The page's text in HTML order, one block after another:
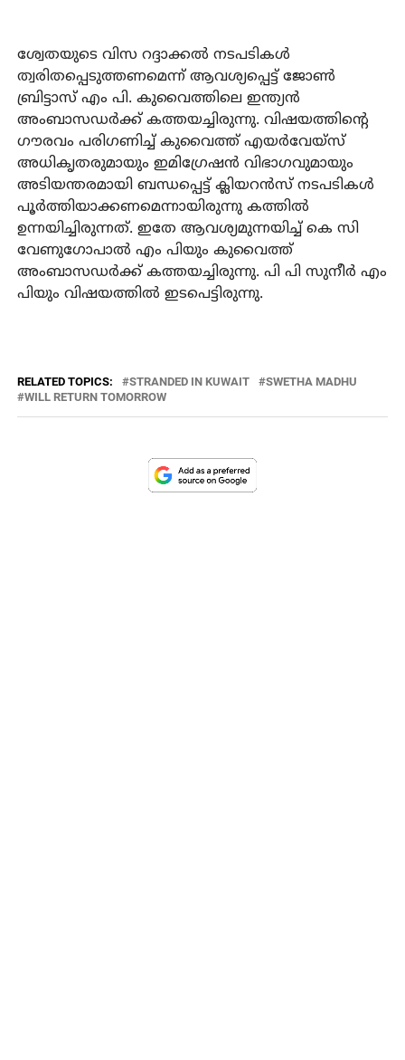
ശ്വേതയുടെ വിസ റദ്ദാക്കല്‍ നടപടികള്‍
ത്വരിതപ്പെടുത്തണമെന്ന് ആവശ്യപ്പെട്ട് ജോണ്‍
ബ്രിട്ടാസ് എം പി. കുവൈത്തിലെ ഇന്ത്യന്‍
അംബാസഡര്‍ക്ക് കത്തയച്ചിരുന്നു. വിഷയത്തിന്റെ
ഗൗരവം പരിഗണിച്ച് കുവൈത്ത് എയര്‍വേയ്‌സ്
അധികൃതരുമായും ഇമിഗ്രേഷന്‍ വിഭാഗവുമായും
അടിയന്തരമായി ബന്ധപ്പെട്ട് ക്ലിയറന്‍സ് നടപടികള്‍
പൂര്‍ത്തിയാക്കണമെന്നായിരുന്നു കത്തില്‍
ഉന്നയിച്ചിരുന്നത്. ഇതേ ആവശ്യമുന്നയിച്ച് കെ സി
വേണുഗോപാല്‍ എം പിയും കുവൈത്ത്
അംബാസഡര്‍ക്ക് കത്തയച്ചിരുന്നു. പി പി സുനീര്‍ എം
പിയും വിഷയത്തില്‍ ഇടപെട്ടിരുന്നു.
RELATED TOPICS: STRANDED IN KUWAIT
SWETHA MADHU
WILL RETURN TOMORROW